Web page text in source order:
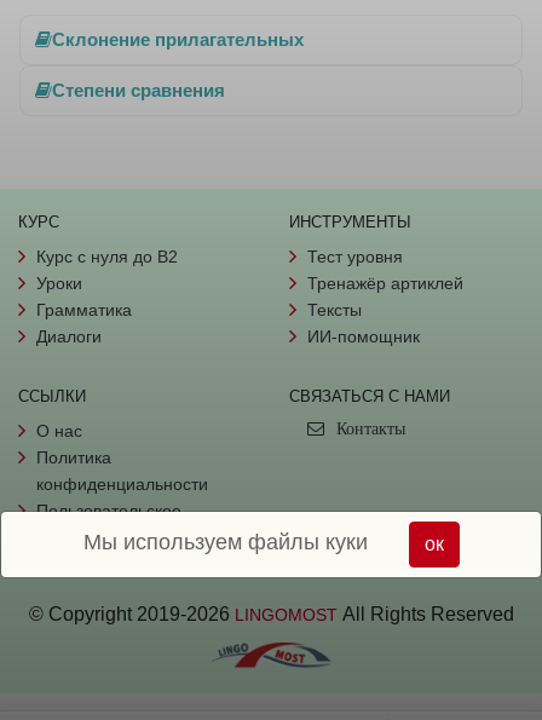
Склонение прилагательных
Степени сравнения
КУРС
Курс с нуля до B2
Уроки
Грамматика
Диалоги
ИНСТРУМЕНТЫ
Тест уровня
Тренажёр артиклей
Тексты
ИИ-помощник
ССЫЛКИ
О нас
Политика
конфиденциальности
Пользовательское
соглашение
СВЯЗАТЬСЯ С НАМИ
Контакты
© Copyright 2019-2026 LINGOMOST All Rights Reserved
Мы используем файлы куки ок